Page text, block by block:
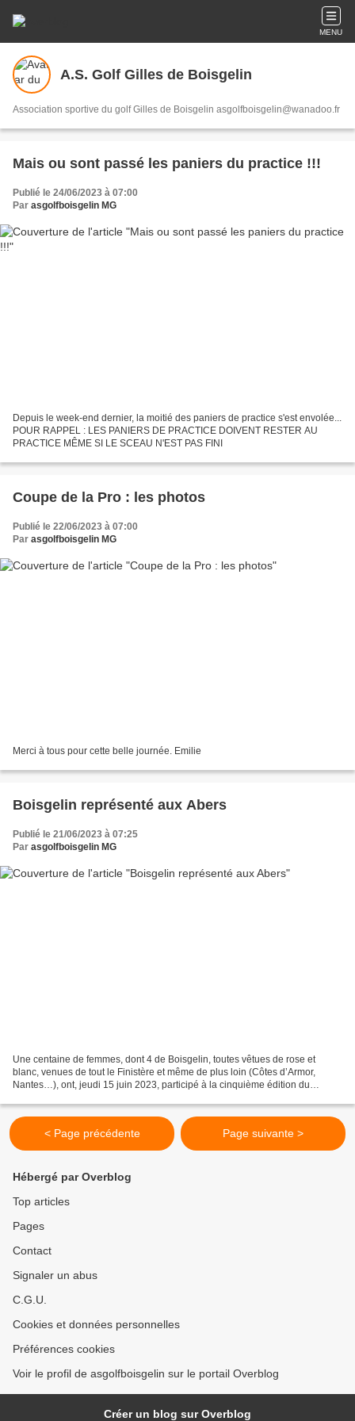
MENU
A.S. Golf Gilles de Boisgelin
Association sportive du golf Gilles de Boisgelin asgolfboisgelin@wanadoo.fr
Mais ou sont passé les paniers du practice !!!
Publié le 24/06/2023 à 07:00
Par asgolfboisgelin MG
Depuis le week-end dernier, la moitié des paniers de practice s'est envolée...
POUR RAPPEL : LES PANIERS DE PRACTICE DOIVENT RESTER AU
PRACTICE MÊME SI LE SCEAU N'EST PAS FINI
Coupe de la Pro : les photos
Publié le 22/06/2023 à 07:00
Par asgolfboisgelin MG
Merci à tous pour cette belle journée. Emilie
Boisgelin représenté aux Abers
Publié le 21/06/2023 à 07:25
Par asgolfboisgelin MG
Une centaine de femmes, dont 4 de Boisgelin, toutes vêtues de rose et
blanc, venues de tout le Finistère et même de plus loin (Côtes d’Armor,
Nantes…), ont, jeudi 15 juin 2023, participé à la cinquième édition du
< Page précédente Page suivante >
Hébergé par Overblog
Top articles
Pages
Contact
Signaler un abus
C.G.U.
Cookies et données personnelles
Préférences cookies
Voir le profil de asgolfboisgelin sur le portail Overblog
Créer un blog sur Overblog